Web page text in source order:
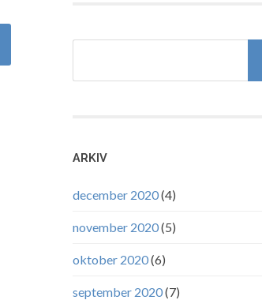
Sök
ARKIV
december 2020(4)
november 2020(5)
oktober 2020(6)
september 2020(7)